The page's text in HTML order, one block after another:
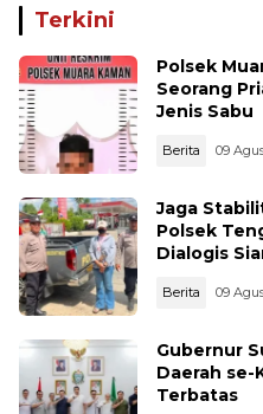
Terkini
Polsek
Seorang
Jenis Sabu
Berita 09
Jaga
Polsek
Dialogis
Berita 09
Gubernur
Daerah se-
Terbatas